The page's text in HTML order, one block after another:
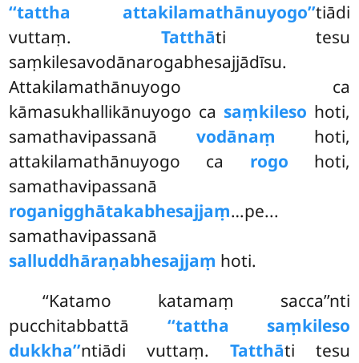
‘‘tattha attakilamathānuyogo’’tiādi
vuttaṃ. Tatthāti tesu
saṃkilesavodānarogabhesajjādīsu.
Attakilamathānuyogo ca
kāmasukhallikānuyogo ca saṃkileso hoti,
samathavipassanā vodānaṃ hoti,
attakilamathānuyogo ca rogo hoti,
samathavipassanā
roganigghātakabhesajjaṃ…pe...
samathavipassanā
salluddhāraṇabhesajjaṃ hoti.
‘‘Katamo katamaṃ sacca’’nti
pucchitabbattā ‘‘tattha saṃkileso
dukkha’’ntiādi vuttaṃ. Tatthāti tesu